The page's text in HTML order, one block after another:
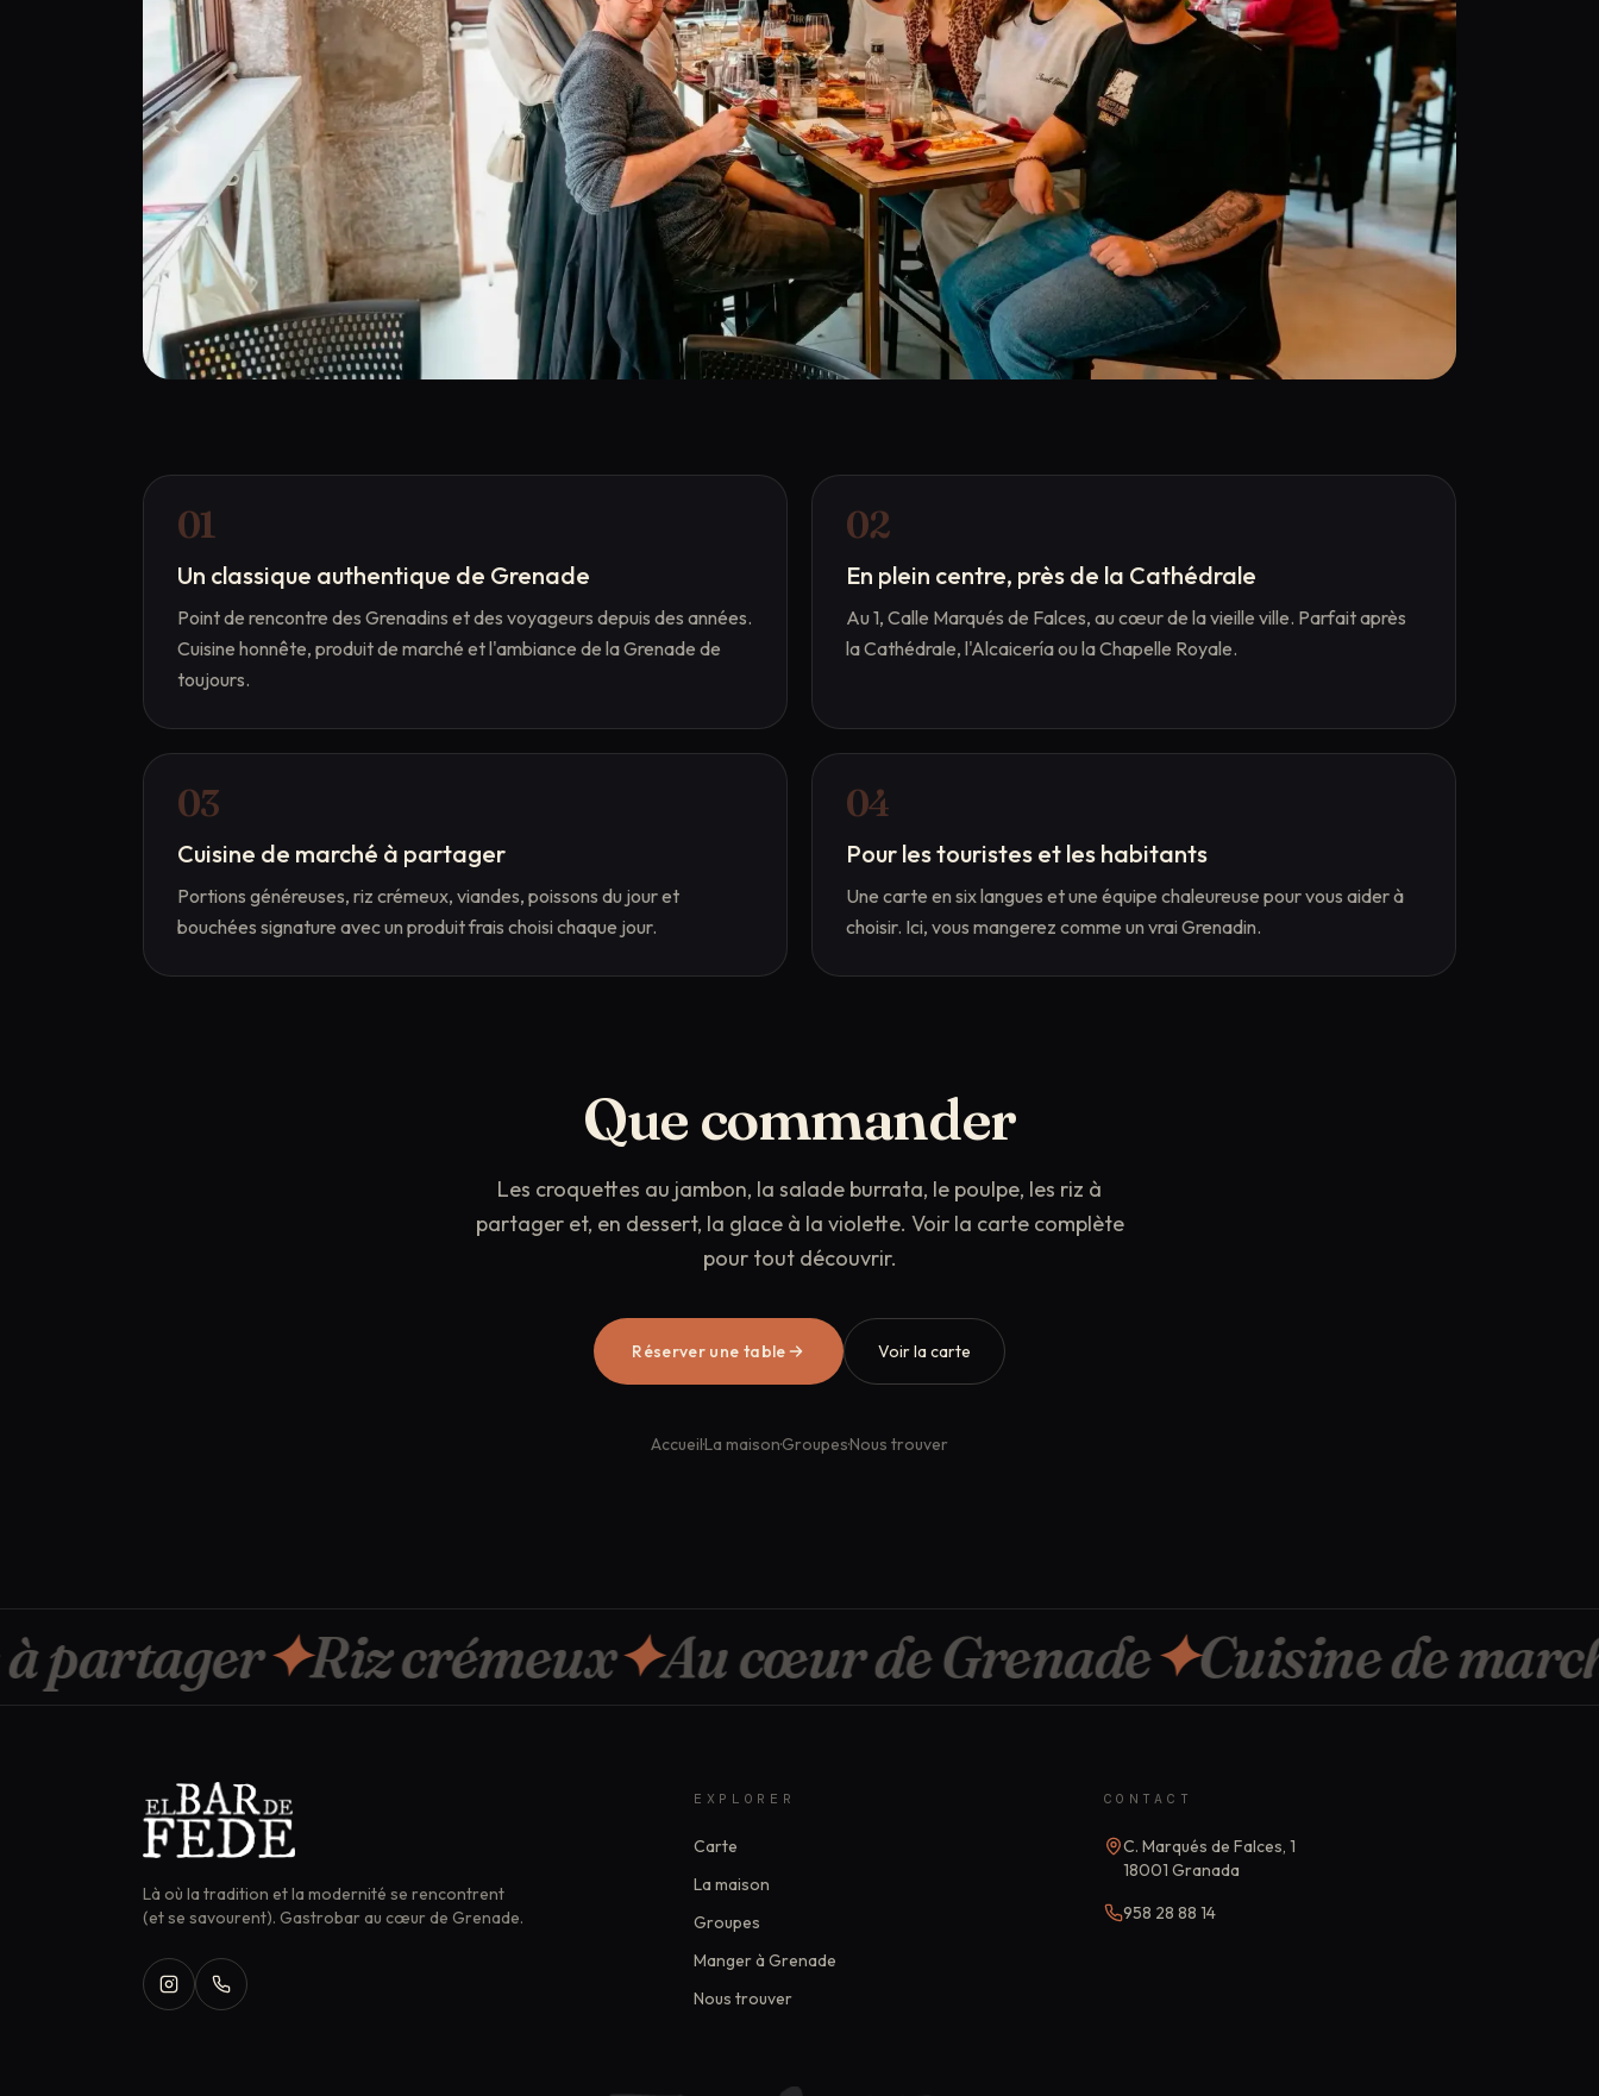
01
Un classique authentique de Grenade
Point de rencontre des Grenadins et des voyageurs depuis des années.
Cuisine honnête, produit de marché et l'ambiance de la Grenade de
toujours.
02
En plein centre, près de la Cathédrale
Au 1, Calle Marqués de Falces, au cœur de la vieille ville. Parfait après
la Cathédrale, l'Alcaicería ou la Chapelle Royale.
03
Cuisine de marché à partager
Portions généreuses, riz crémeux, viandes, poissons du jour et
bouchées signature avec un produit frais choisi chaque jour.
04
Pour les touristes et les habitants
Une carte en six langues et une équipe chaleureuse pour vous aider à
choisir. Ici, vous mangerez comme un vrai Grenadin.
Que commander
Les croquettes au jambon, la salade burrata, le poulpe, les riz à
partager et, en dessert, la glace à la violette. Voir la carte complète
pour tout découvrir.
Réserver une table Voir la carte
Accueil·La maison·Groupes·Nous trouver
✦Riz crémeux✦Au cœur de Grenade✦Cuisine de marché
Là où la tradition et la modernité se rencontrent
(et se savourent). Gastrobar au cœur de Grenade.
EXPLORER
Carte
La maison
Groupes
Manger à Grenade
Nous trouver
CONTACT
C. Marqués de Falces, 1
18001 Granada
958 28 88 14